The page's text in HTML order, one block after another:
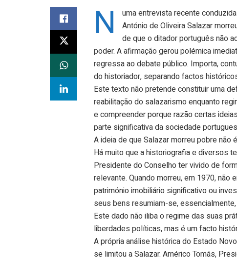
N
uma entrevista recente
António de Oliveira Salazar
de que o ditador português não
poder. A afirmação gerou polémica
regressa ao debate público. Importa,
do historiador, separando factos
Este texto não pretende constituir uma
reabilitação do salazarismo enquanto
e compreender porque razão certas
parte significativa da sociedade
A ideia de que Salazar morreu pobre
Há muito que a historiografia e diversos
Presidente do Conselho ter vivido de
relevante. Quando morreu, em 1970, não
património imobiliário significativo ou
seus bens resumiam-se,
Este dado não iliba o regime das suas
liberdades políticas, mas é um facto
A própria análise histórica do Estado
se limitou a Salazar. Américo Tomás,